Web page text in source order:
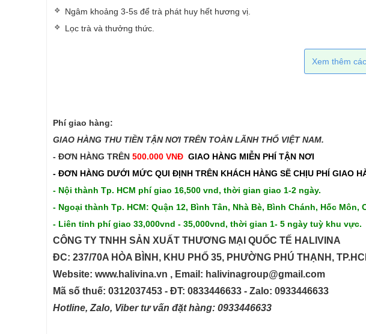
Ngâm khoảng 3-5s để trà phát huy hết hương vị.
Lọc trà và thưởng thức.
Xem thêm
Phí giao hàng:
GIAO HÀNG THU TIỀN TẬN NƠI TRÊN TOÀN LÃNH THỔ VIỆT NAM.​​
- ĐƠN HÀNG TRÊN 500.000 VNĐ GIAO HÀNG MIỄN PHÍ TẬN NƠI
- ĐƠN HÀNG DƯỚI MỨC QUI ĐỊNH TRÊN KHÁCH HÀNG SẼ CHỊU PHÍ GIAO
- Nội thành Tp. HCM phí giao 16,500 vnd, thời gian giao 1-2 ngày.
- Ngoại thành Tp. HCM: Quận 12, Bình Tân, Nhà Bè, Bình Chánh, Hốc Môn,
- Liên tỉnh phí giao 33,000vnd - 35,000vnd, thời gian 1- 5 ngày tuỳ khu vực.
CÔNG TY TNHH SẢN XUẤT THƯƠNG MẠI QUỐC TẾ HALIVINA
ĐC: 237/70A HÒA BÌNH, KHU PHỐ 35, PHƯỜNG PHÚ THẠNH,
Website: www.halivina.vn , Email: halivinagroup@gmail.com
Mã số thuế: 0312037453 - ĐT: 0833446633 - Zalo: 0933446633
Hotline, Zalo, Viber tư vấn đặt hàng: 0933446633